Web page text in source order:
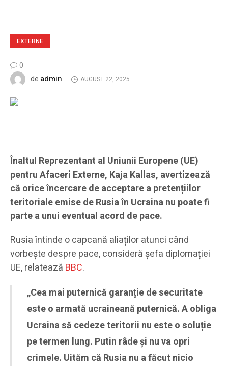
EXTERNE
0
de admin AUGUST 22, 2025
Înaltul Reprezentant al Uniunii Europene (UE)
pentru Afaceri Externe, Kaja Kallas, avertizează
că orice încercare de acceptare a pretențiilor
teritoriale emise de Rusia în Ucraina nu poate fi
parte a unui eventual acord de pace.
Rusia întinde o capcană aliaților atunci când
vorbește despre pace, consideră șefa diplomației
UE, relatează BBC.
„Cea mai puternică garanţie de securitate
este o armată ucraineană puternică. A obliga
Ucraina să cedeze teritorii nu este o soluție
pe termen lung. Putin râde și nu va opri
crimele. Uităm că Rusia nu a făcut nicio